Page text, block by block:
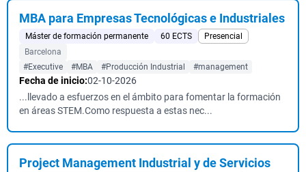
MBA para Empresas Tecnológicas e Industriales
Máster de formación permanente 60 ECTS
Presencial
Barcelona
#Executive
#MBA #Producción Industrial #management
Fecha de inicio:02-10-2026
...llevado a esfuerzos en el ámbito para fomentar la formación
en áreas STEM.Como respuesta a estas nec...
Project Management Industrial y de Servicios